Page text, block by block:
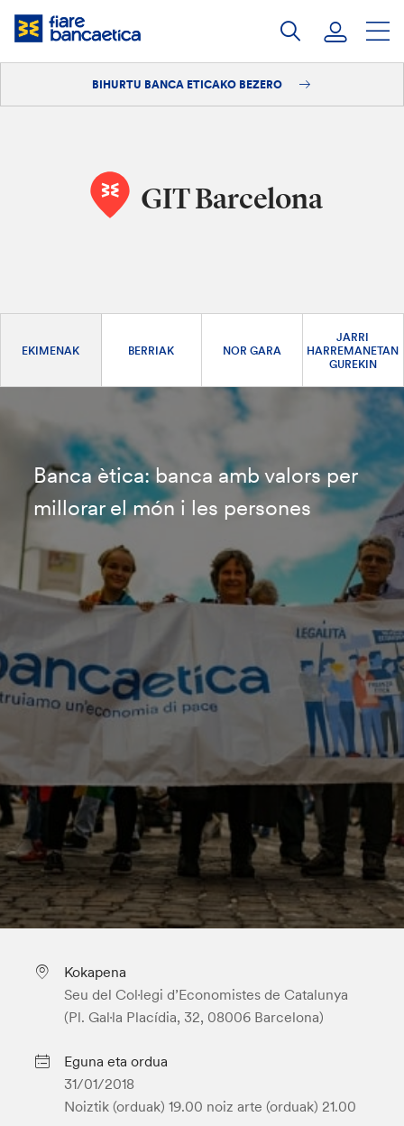
Pasatu
edukia
BIHURTU BANCA ETICAKO BEZERO
GIT Barcelona
EKIMENAK BERRIAK NOR GARA
JARRI
HARREMANETAN
GUREKIN
Banca ètica: banca amb valors per
millorar el món i les persones
Kokapena
Seu del Col·legi d’Economistes de Catalunya
(Pl. Gal·la Placídia, 32, 08006 Barcelona)
Eguna eta ordua
31/01/2018
Noiztik (orduak) 19.00 noiz arte (orduak) 21.00